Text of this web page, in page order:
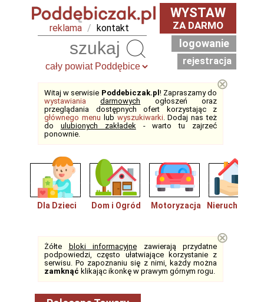
reklama / kontakt
WYSTAW
ZA DARMO
logowanie
rejestracja
Witaj w serwisie Poddebiczak.pl ! Zapraszamy do
wystawiania
darmowych ogłoszeń oraz
przeglądania dostępnych ofert korzystając z
głównego menu lub wyszukiwarki. Dodaj nas też
do ulubionych zakładek- warto tu zajrzeć
ponownie.
⊗
Dla Dzieci Dom i Ogród Motoryzacja
Żółte bloki informacyjne zawierają przydatne
podpowiedzi, często ułatwiające korzystanie z
serwisu. Po zapoznaniu się z nimi, każdy można
zamknąć klikając ikonkę w prawym górnym rogu.
⊗